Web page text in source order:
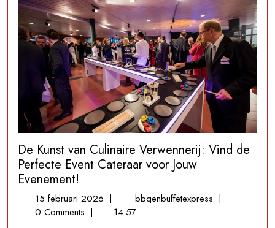
De Kunst van Culinaire Verwennerij: Vind de
Perfecte Event Cateraar voor Jouw
Evenement!
15 februari 2026 15
februari
| bbqenbuffetexpress De|
0 Comments |
14:57